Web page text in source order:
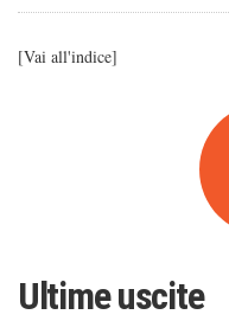
[Vai all'indice]
Ultime uscite